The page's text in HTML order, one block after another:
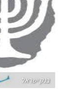
בנק ישראל